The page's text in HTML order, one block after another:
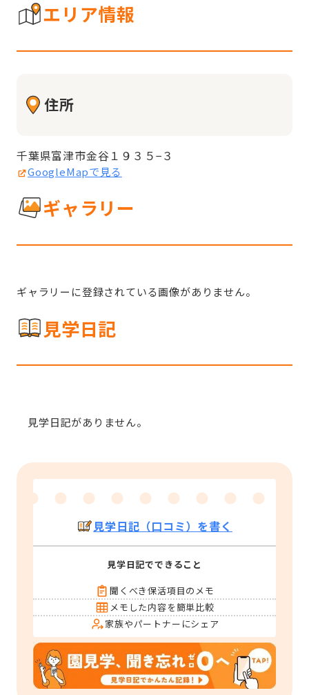
エリア情報
住所
千葉県富津市金谷１９３５−３
GoogleMapで見る
ギャラリー
ギャラリーに登録されている画像がありません。
見学日記
見学日記がありません。
見学日記（口コミ）を書く
見学日記でできること
聞くべき保活項目のメモ
メモした内容を簡単比較
家族やパートナーにシェア